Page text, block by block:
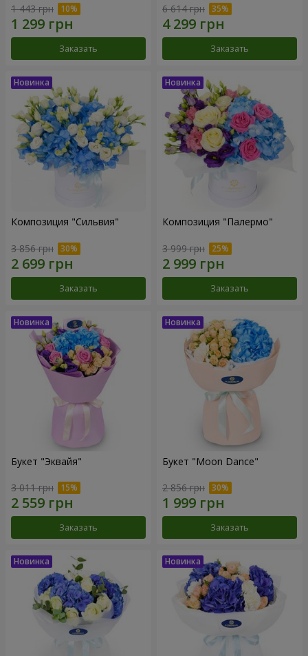
1 443 грн
Заказать
6 614 грн
Заказать
Композиция "Сильвия"
3 856 грн
Заказать
Композиция "Палермо"
3 999 грн
Заказать
Букет "Эквайя"
3 011 грн
Заказать
Букет "Moon Dance"
2 856 грн
Заказать